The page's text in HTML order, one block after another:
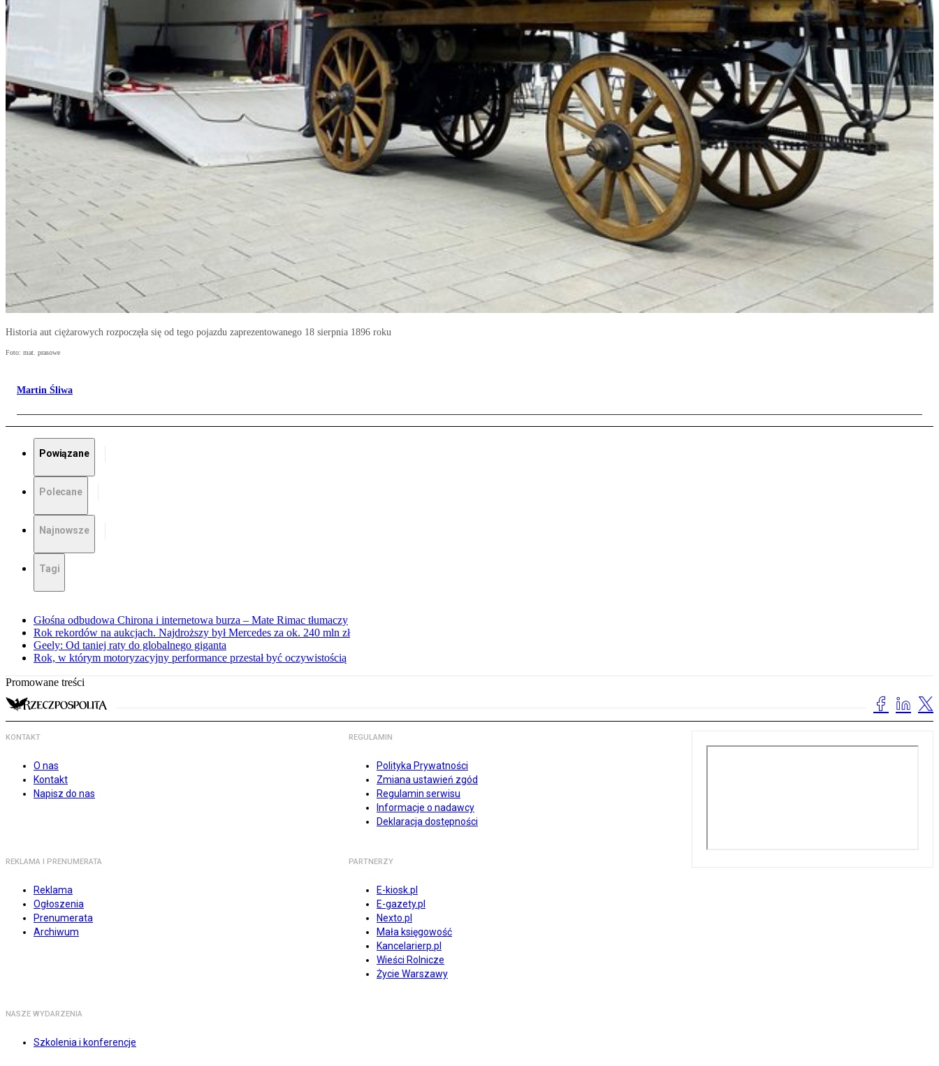
Historia aut ciężarowych rozpoczęła się od tego pojazdu zaprezentowanego 18 sierpnia 1896 roku
Foto: mat. prasowe
Martin Śliwa
Powiązane
Polecane
Najnowsze
Tagi
Głośna odbudowa Chirona i internetowa burza – Mate Rimac tłumaczy
Rok rekordów na aukcjach. Najdroższy był Mercedes za ok. 240 mln zł
Geely: Od taniej raty do globalnego giganta
Rok, w którym motoryzacyjny performance przestał być oczywistością
Promowane treści
KONTAKT
O nas
Kontakt
Napisz do nas
REGULAMIN
Polityka Prywatności
Zmiana ustawień zgód
Regulamin serwisu
Informacje o nadawcy
Deklaracja dostępności
REKLAMA I PRENUMERATA
Reklama
Ogłoszenia
Prenumerata
Archiwum
PARTNERZY
E-kiosk.pl
E-gazety.pl
Nexto.pl
Mała księgowość
Kancelarierp.pl
Wieści Rolnicze
Życie Warszawy
NASZE WYDARZENIA
Szkolenia i konferencje